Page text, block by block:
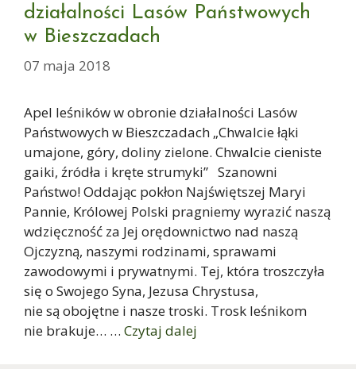
działalności Lasów Państwowych
w Bieszczadach
07 maja 2018
Apel leśników w obronie działalności Lasów
Państwowych w Bieszczadach „Chwalcie łąki
umajone, góry, doliny zielone. Chwalcie cieniste
gaiki, źródła i kręte strumyki” Szanowni
Państwo! Oddając pokłon Najświętszej Maryi
Pannie, Królowej Polski pragniemy wyrazić naszą
wdzięczność za Jej orędownictwo nad naszą
Ojczyzną, naszymi rodzinami, sprawami
zawodowymi i prywatnymi. Tej, która troszczyła
się o Swojego Syna, Jezusa Chrystusa,
nie są obojętne i nasze troski. Trosk leśnikom
nie brakuje… … Czytaj dalej